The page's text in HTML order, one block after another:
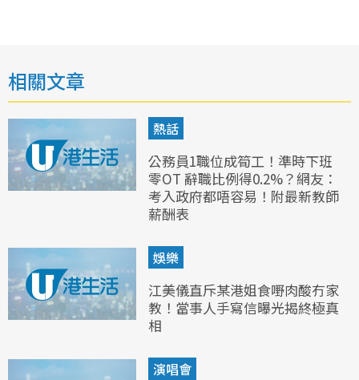
相關文章
熱話
公務員1職位成筍工！準時下班
零OT 辭職比例得0.2%？網友：
考入政府都唔容易！附最新教師
薪酬表
娛樂
江美儀直斥某港姐食嘢肉酸冇家
教！當事人手寫信曝光揭終極真
相
演唱會